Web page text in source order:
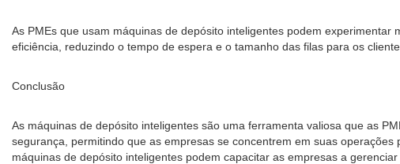
As PMEs que usam máquinas de depósito inteligentes podem
eficiência, reduzindo o tempo de espera e o tamanho das filas para os
Conclusão
As máquinas de depósito inteligentes são uma ferramenta valiosa que as
segurança, permitindo que as empresas se concentrem em suas
máquinas de depósito inteligentes podem capacitar as empresas a